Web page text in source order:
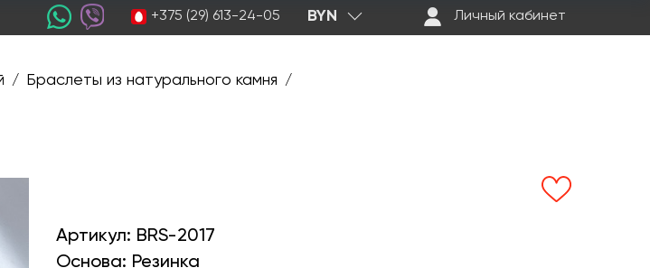
+375 (29) 613-24-05 BYN Личный кабинет
/ Браслеты из натурального камня /
Артикул: BRS-2017
Основа: Резинка